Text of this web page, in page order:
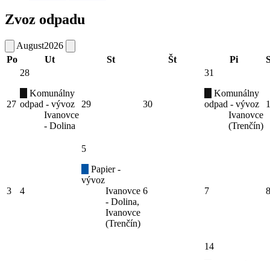
Zvoz odpadu
August2026
Po
Ut St Št Pi
27
28
Komunálny
odpad - vývoz
Ivanovce
- Dolina
29 30
31
Komunálny
odpad - vývoz
Ivanovce
(Trenčín)
1
3 4
5
Papier -
vývoz
Ivanovce
- Dolina,
Ivanovce
(Trenčín)
6 7 8
14